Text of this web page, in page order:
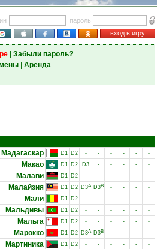
пароль
вход в игру
| Забыли пароль?
| Аренда
Мадагаскар D1 D2 - - - - - -
Макао D1 D2 D3 - - - - -
Малави D1 D2 - - - - - -
Малайзия D1 D2 D3A D3B - - - -
Мали D1 D2 - - - - - -
Мальдивы D1 D2 - - - - - -
Мальта D1 D2 - - - - - -
Марокко D1 D2 D3A D3B - - - -
Мартиника D1 D2 - - - - - -